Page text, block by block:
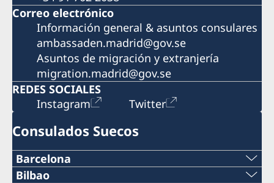
Correo electrónico
Información general & asuntos consulares
ambassaden.madrid@gov.se
Asuntos de migración y extranjería
migration.madrid@gov.se
REDES SOCIALES
Instagram
Twitter
Consulados Suecos
Barcelona
Teléfono
Bilbao